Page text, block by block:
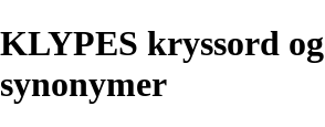
KLYPES kryssord og
synonymer